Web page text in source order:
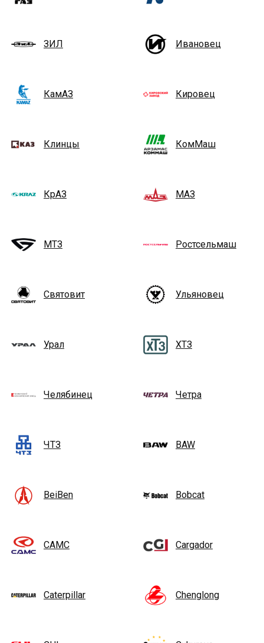
ЗИЛ Ивановец
КамАЗ Кировец
Клинцы КомМаш
КрАЗ МАЗ
МТЗ Ростсельмаш
Святовит Ульяновец
Урал ХТЗ
Челябинец Четра
ЧТЗ BAW
BeiBen Bobcat
CAMC Cargador
Caterpillar Chenglong